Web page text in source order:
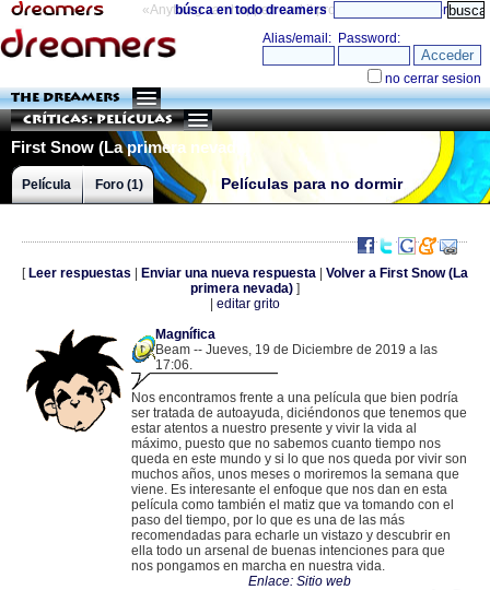
«Anything can happen and it probably will» directorio
búsca en todo dreamers
THE DREAMERS
Críticas: Películas
First Snow (La primera nevada)
Películas para no dormir
Película Foro (1)
[ Leer respuestas Enviar una nueva respuesta
Volver a First Snow (La
primera nevada) ]
editar grito
Magnífica
Beam -- Jueves, 19 de Diciembre de 2019 a las
17:06.
Nos encontramos frente a una película que bien podría
ser tratada de autoayuda, diciéndonos que tenemos que
estar atentos a nuestro presente y vivir la vida al
máximo, puesto que no sabemos cuanto tiempo nos
queda en este mundo y si lo que nos queda por vivir son
muchos años, unos meses o moriremos la semana que
viene. Es interesante el enfoque que nos dan en esta
película como también el matiz que va tomando con el
paso del tiempo, por lo que es una de las más
recomendadas para echarle un vistazo y descubrir en
ella todo un arsenal de buenas intenciones para que
nos pongamos en marcha en nuestra vida.
Enlace: Sitio web